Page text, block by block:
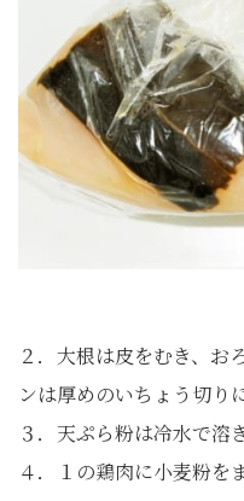
２．大根は皮をむき、お
ンは厚めのいちょう切り
３．天ぷら粉は冷水で溶
４．１の鶏肉に小麦粉を